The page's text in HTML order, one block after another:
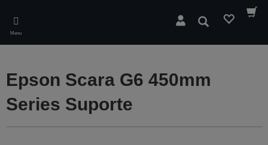
main
content
Menu
Pesquisar
Epson Scara G6 450mm
Series Suporte